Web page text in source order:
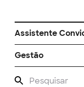
Assistente
Gestão